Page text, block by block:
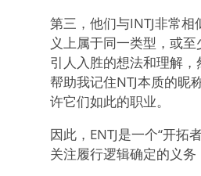
第三，他们与INTJ非常
义上属于同一类型，或
引人入胜的想法和理解
帮助我记住NTJ本质的昵
许它们如此的职业。
因此，ENTJ是一个“开
关注履行逻辑确定的义务